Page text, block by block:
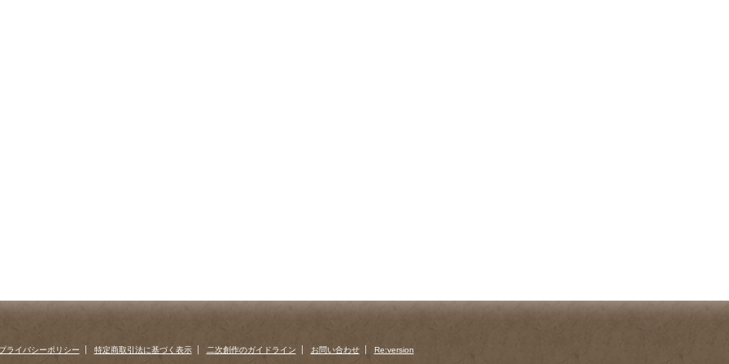
ライバシーポリシー 特定商取引法に基づく表示 二次創作のガイドライン お問い合わせ Re:version